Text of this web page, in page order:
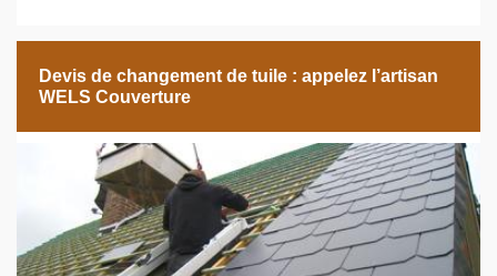
Devis de changement de tuile : appelez l’artisan
WELS Couverture